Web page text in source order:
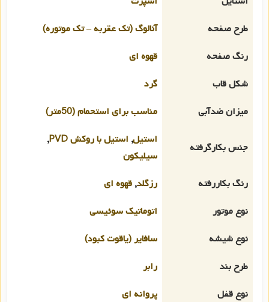
طرح صفحه
آنالوگ (تک عقربه – تک موتوره)
رنگ صفحه
قهوه ای
شکل قاب
گرد
میزان ضدآبی
مناسب برای استحمام (50متر)
جنس بکارگرفته
استیل, استیل با روکش PVD
,
سیلیکون
رنگ بکاررفته
رزگلد, قهوه ای
نوع موتور
اتوماتیک سوئیسی
نوع شیشه
سافایر (یاقوت کبود)
طرح بند
رابر
نوع قفل
پروانه ای